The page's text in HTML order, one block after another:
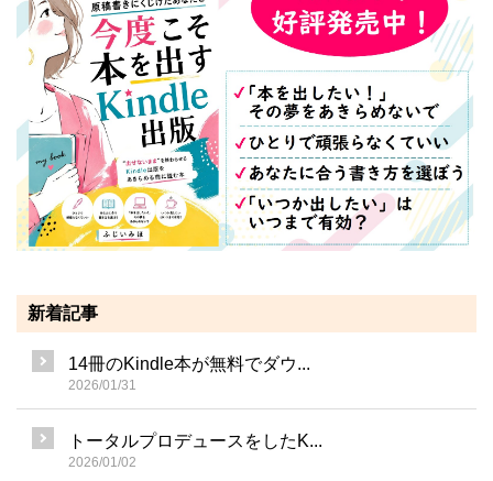
新着記事
14冊のKindle本が無料でダウ...
2026/01/31
トータルプロデュースをしたK...
2026/01/02